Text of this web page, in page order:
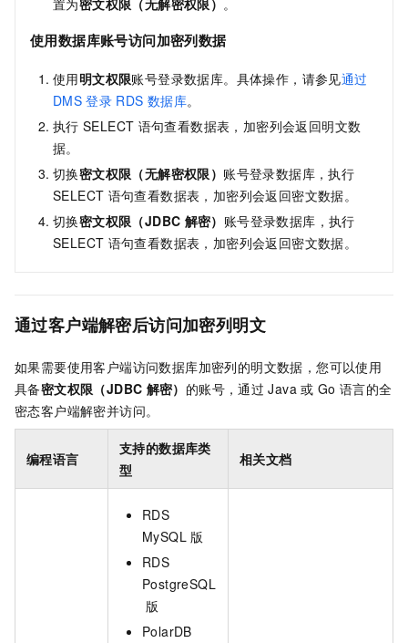
使用数据库账号访问加密列数据
使用明文权限账号登录数据库。具体操作，请参见通过
DMS 登录 RDS 数据库。
执行 SELECT 语句查看数据表，加密列会返回明文数
据。
切换密文权限（无解密权限） 账号登录数据库，执行
SELECT 语句查看数据表，加密列会返回密文数据。
切换密文权限（JDBC 解密） 账号登录数据库，执行
SELECT 语句查看数据表，加密列会返回密文数据。
通过客户端解密后访问加密列明文
如果需要使用客户端访问数据库加密列的明文数据，您可以使用
具备密文权限（JDBC 解密） 的账号，通过 Java 或 Go 语言的全
密态客户端解密并访问。
编程语言
支持的数据库类
型
相关文档
RDS
MySQL 版
RDS
PostgreSQL
版
PolarDB